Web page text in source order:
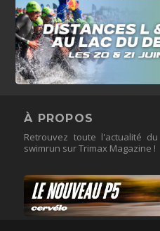
À PROPOS
Retrouvez toute l'actualité
swimrun sur Trimax Magazine !